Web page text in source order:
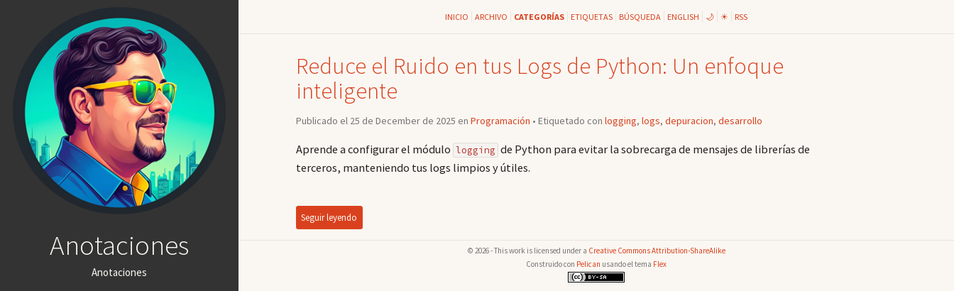
Anotaciones
Anotaciones
INICIO ARCHIVO CATEGORÍAS ETIQUETAS BÚSQUEDA ENGLISH 🌙 ☀ RSS
Reduce el Ruido en tus Logs de Python: Un enfoque
inteligente
Publicado el 25 de December de 2025 en Programación • Etiquetado con logging, logs, depuracion, desarrollo
Aprende a configurar el módulo logging de Python para evitar la sobrecarga de mensajes de librerías de
terceros, manteniendo tus logs limpios y útiles.
Seguir leyendo
© 2026 - This work is licensed under a Creative Commons Attribution-ShareAlike
Construido con Pelican usando el tema Flex